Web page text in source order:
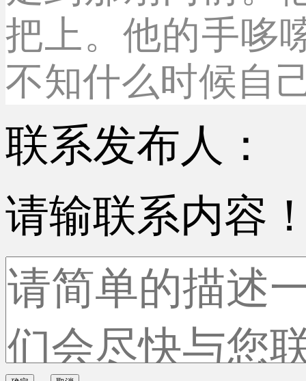
把上。他的手哆
不知什么时候自
联系发布人：
请输联系内容